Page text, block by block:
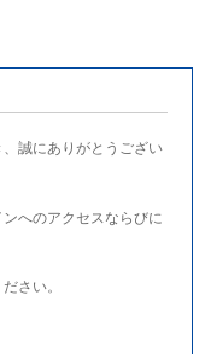
誠にありがとうござい
へのアクセスならびに
さい。